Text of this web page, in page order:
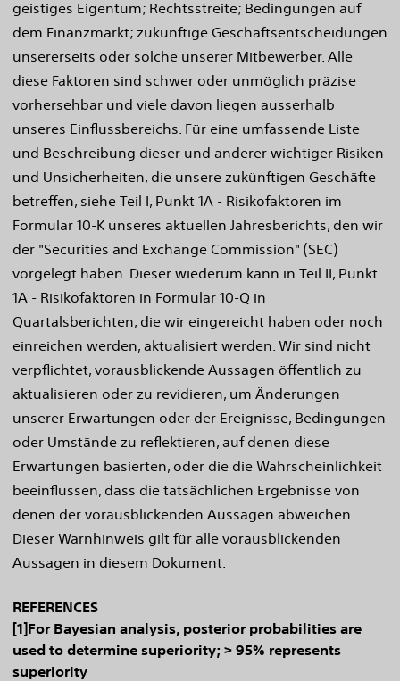
geistiges Eigentum; Rechtsstreite; Bedingungen auf
dem Finanzmarkt; zukünftige Geschäftsentscheidungen
unsererseits oder solche unserer Mitbewerber. Alle
diese Faktoren sind schwer oder unmöglich präzise
vorhersehbar und viele davon liegen ausserhalb
unseres Einflussbereichs. Für eine umfassende Liste
und Beschreibung dieser und anderer wichtiger Risiken
und Unsicherheiten, die unsere zukünftigen Geschäfte
betreffen, siehe Teil I, Punkt 1A - Risikofaktoren im
Formular 10-K unseres aktuellen Jahresberichts, den wir
der "Securities and Exchange Commission" (SEC)
vorgelegt haben. Dieser wiederum kann in Teil II, Punkt
1A - Risikofaktoren in Formular 10-Q in
Quartalsberichten, die wir eingereicht haben oder noch
einreichen werden, aktualisiert werden. Wir sind nicht
verpflichtet, vorausblickende Aussagen öffentlich zu
aktualisieren oder zu revidieren, um Änderungen
unserer Erwartungen oder der Ereignisse, Bedingungen
oder Umstände zu reflektieren, auf denen diese
Erwartungen basierten, oder die die Wahrscheinlichkeit
beeinflussen, dass die tatsächlichen Ergebnisse von
denen der vorausblickenden Aussagen abweichen.
Dieser Warnhinweis gilt für alle vorausblickenden
Aussagen in diesem Dokument.
REFERENCES
[1]For Bayesian analysis, posterior probabilities are
used to determine superiority; > 95% represents
superiority